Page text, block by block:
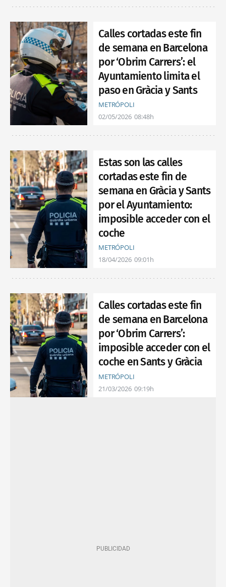
Calles cortadas este fin
de semana en Barcelona
por ‘Obrim Carrers’: el
Ayuntamiento limita el
paso en Gràcia y Sants
METRÓPOLI
02/05/2026 08:48h
Estas son las calles
cortadas este fin de
semana en Gràcia y Sants
por el Ayuntamiento:
imposible acceder con el
coche
METRÓPOLI
18/04/2026 09:01h
Calles cortadas este fin
de semana en Barcelona
por ‘Obrim Carrers’:
imposible acceder con el
coche en Sants y Gràcia
METRÓPOLI
21/03/2026 09:19h